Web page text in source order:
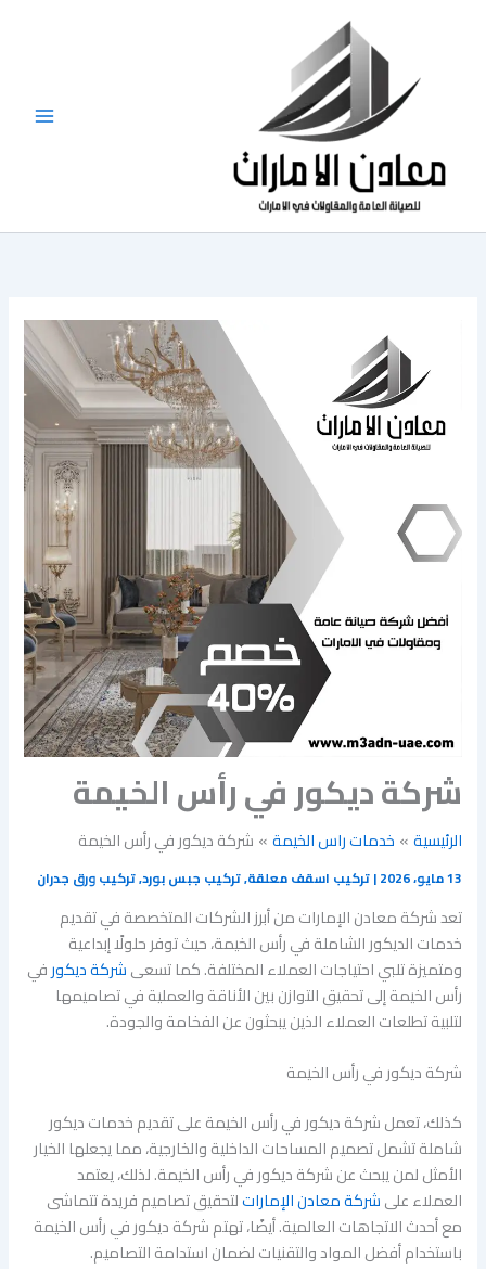
شركة ديكور في رأس الخيمة
الرئيسية خدمات راس الخيمة شركة ديكور في رأس الخيمة
13 مايو، 2026 |تركيب اسقف معلقة,تركيب جبس بورد,تركيب ورق جدران
تعد شركة معادن الإمارات من أبرز الشركات المتخصصة في تقديم
خدمات الديكور الشاملة في رأس الخيمة، حيث توفر حلولًا إبداعية
ومتميزة تلبي احتياجات العملاء المختلفة. كما تسعىشركة ديكورفي
رأس الخيمة إلى تحقيق التوازن بين الأناقة والعملية في تصاميمها
لتلبية تطلعات العملاء الذين يبحثون عن الفخامة والجودة.
شركة ديكور في رأس الخيمة
كذلك، تعمل شركة ديكور في رأس الخيمة على تقديم خدمات ديكور
شاملة تشمل تصميم المساحات الداخلية والخارجية، مما يجعلها الخيار
الأمثل لمن يبحث عن شركة ديكور في رأس الخيمة. لذلك، يعتمد
العملاء علىشركة معادن الإماراتلتحقيق تصاميم فريدة تتماشى
مع أحدث الاتجاهات العالمية. أيضًا، تهتم شركة ديكور في رأس الخيمة
باستخدام أفضل المواد والتقنيات لضمان استدامة التصاميم.